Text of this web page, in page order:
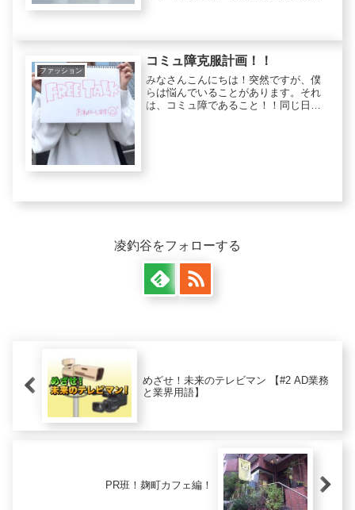
ファッション
コミュ障克服計画！！
みなさんこんにちは！突然ですが、僕
らは悩んでいることがあります。それ
は、コミュ障であること！！同じ日本
凌釣谷をフォローする
めざせ！未来のテレビマン 【#2 AD業務
と業界用語】
PR班！麹町カフェ編！